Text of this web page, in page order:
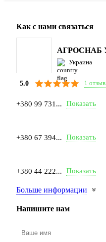
Как с нами связаться
Украина
5.0 1 отзыв
+380 99 731... Показать
+380 67 394... Показать
+380 44 222... Показать
Больше информации
Напишите нам